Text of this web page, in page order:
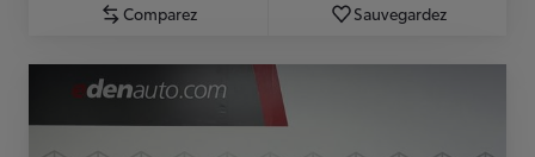
Comparez Sauvegardez